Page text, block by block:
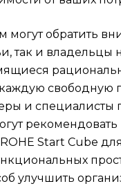
могут обратить
так и владельцы
каждую свободную
и специалисты
рекомендовать
Start Cube
улучшить